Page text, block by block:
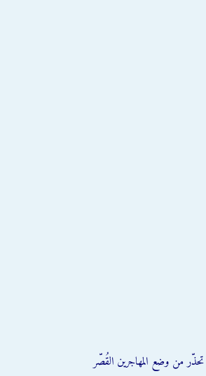
تحذّر من وضع المهاجرين القُصّر